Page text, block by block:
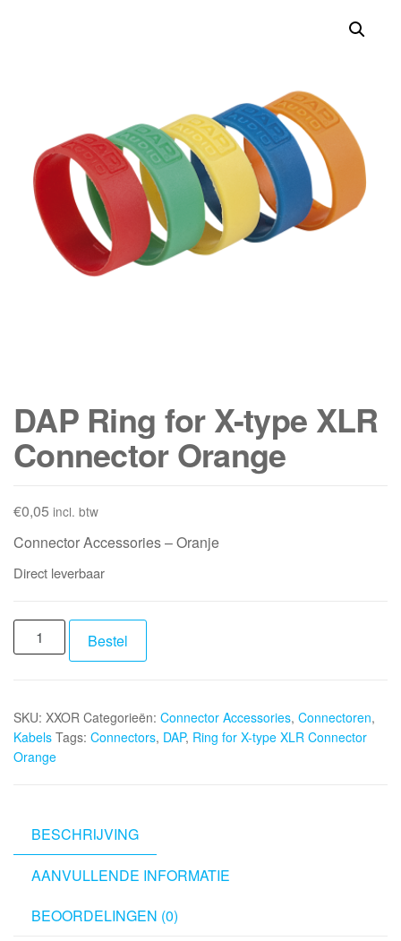
DAP Ring for X-type XLR
Connector Orange
€0,05 incl. btw
Connector Accessories – Oranje
Direct leverbaar
DAP
Ring
type
XLR
Connector
Bestel
SKU: XXOR Categorieën: Connector Accessories, Connectoren,
Kabels Tags: Connectors, DAP, Ring for X-type XLR Connector
Orange
BESCHRIJVING
AANVULLENDE INFORMATIE
BEOORDELINGEN (0)